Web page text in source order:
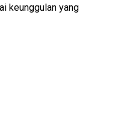
keunggulan yang